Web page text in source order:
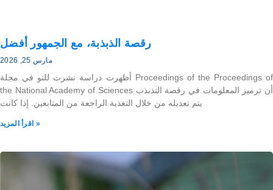
رقصة الذبذبة، مع الجمهور أفضل
مارس 25, 2026
أظهرت دراسة نشرت للتو في مجلة Proceedings of the Proceedings of
the National Academy of Sciences أن ترميز المعلومات في رقصة التذبذب
يتم تعديله من خلال التغذية الراجعة من المتابعين. إذا كانت
اقرأ المزيد »